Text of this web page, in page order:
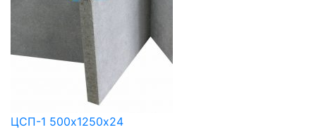
ЦСП-1 500х1250х24